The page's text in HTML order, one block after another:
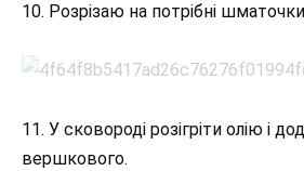
10. Розрізаю на потрібні
11. У сковороді розігріти олію і
вершкового.